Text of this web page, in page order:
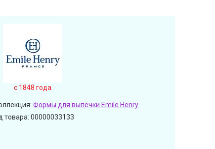
c 1848 года
Формы для выпечки Emile Henry
товара: 00000033133